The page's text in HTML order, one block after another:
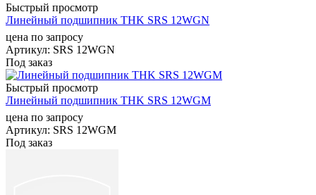
Быстрый просмотр
Линейный подшипник THK SRS 12WGN
цена по запросу
Артикул: SRS 12WGN
Под заказ
Быстрый просмотр
Линейный подшипник THK SRS 12WGM
цена по запросу
Артикул: SRS 12WGM
Под заказ